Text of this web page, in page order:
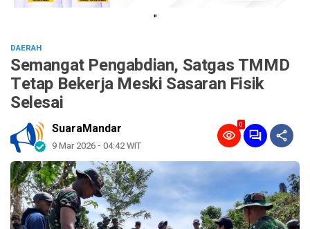
"
DAERAH
Semangat Pengabdian, Satgas TMMD
Tetap Bekerja Meski Sasaran Fisik
Selesai
SuaraMandar
9 Mar 2026 - 04:42 WIT
0